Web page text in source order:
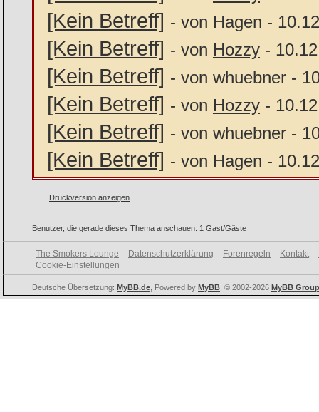
[Kein Betreff] - von Hagen -
[Kein Betreff] - von Hozzy -
[Kein Betreff] - von whuebner -
[Kein Betreff] - von Hozzy -
[Kein Betreff] - von whuebner -
[Kein Betreff] - von Hagen -
Druckversion anzeigen
Benutzer, die gerade dieses Thema anschauen: 1 Gast/Gäste
The Smokers Lounge Datenschutzerklärung Forenregeln Kontakt
Cookie-Einstellungen
Deutsche Übersetzung: MyBB.de , Powered by MyBB , © 2002-2026 MyBB Group